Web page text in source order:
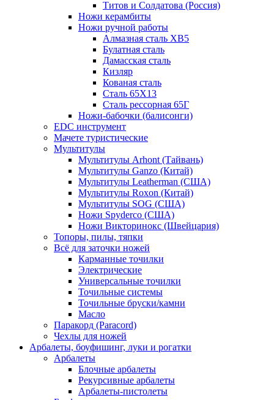
Титов и Солдатова (Россия)
Ножи керамбиты
Ножи ручной работы
Алмазная сталь ХВ5
Булатная сталь
Дамасская сталь
Кизляр
Кованая сталь
Сталь 65Х13
Сталь рессорная 65Г
Ножи-бабочки (балисонги)
EDC инструмент
Мачете туристические
Мультитулы
Мультитулы Arhont (Тайвань)
Мультитулы Ganzo (Китай)
Мультитулы Leatherman (США)
Мультитулы Roxon (Китай)
Мультитулы SOG (США)
Ножи Spyderco (США)
Ножи Викторинокс (Швейцария)
Топоры, пилы, тяпки
Всё для заточки ножей
Карманные точилки
Электрические
Универсальные точилки
Точильные системы
Точильные бруски/камни
Масло
Паракорд (Paracord)
Чехлы для ножей
Арбалеты, боуфишинг, луки и рогатки
Арбалеты
Блочные арбалеты
Рекурсивные арбалеты
Арбалеты-пистолеты